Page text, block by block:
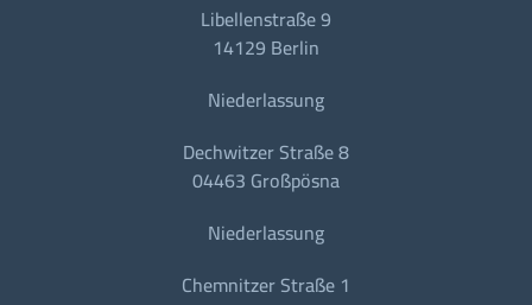
Libellenstraße 9
14129 Berlin
Niederlassung
Dechwitzer Straße 8
04463 Großpösna
Niederlassung
Chemnitzer Straße 1